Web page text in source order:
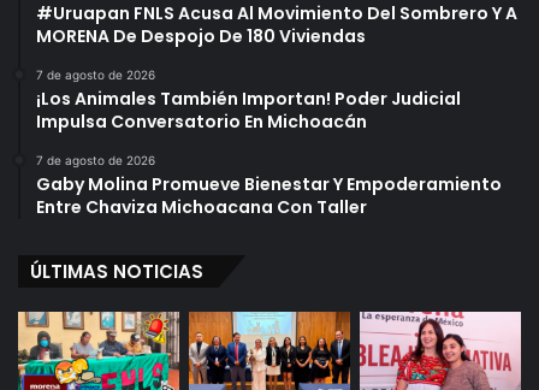
#Uruapan FNLS Acusa Al Movimiento Del Sombrero Y A
MORENA De Despojo De 180 Viviendas
7 de agosto de 2026
¡Los Animales También Importan! Poder Judicial
Impulsa Conversatorio En Michoacán
7 de agosto de 2026
Gaby Molina Promueve Bienestar Y Empoderamiento
Entre Chaviza Michoacana Con Taller
ÚLTIMAS NOTICIAS